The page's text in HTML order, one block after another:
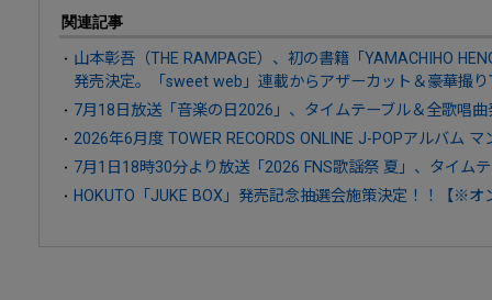
関連記事
山本彰吾（THE RAMPAGE）、初の書籍「YAMACHIHO
発売決定。「sweet web」連載からアザーカット＆豪華撮
7月18日放送「音楽の日2026」、タイムテーブル＆全歌唱曲
2026年6月度 TOWER RECORDS ONLINE J-POPアルバム マ
7月1日18時30分より放送「2026 FNS歌謡祭 夏」、タイム
HOKUTO「JUKE BOX」発売記念抽選会施策決定！！【※オ